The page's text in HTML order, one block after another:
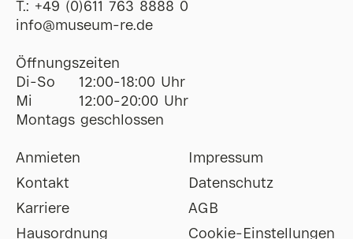
T.: +49 (0)611 763 8888 0
ofni@museum-re de
Öffnungszeiten
Di-So
12:00-18:00 Uhr
Mi
12:00-20:00 Uhr
Montags geschlossen
Anmieten
Kontakt
Karriere
Hausordnung
Impressum
Datenschutz
AGB
Cookie-Einstellungen